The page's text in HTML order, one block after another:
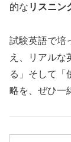
的な リスニン
試験英語で培
え、リアルな
る」そして「
略を、ぜひ一